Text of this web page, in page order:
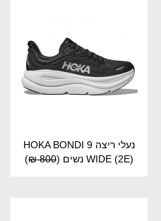
נעלי ריצה HOKA BONDI 9
WIDE (2E) נשים
(
800 ₪
)